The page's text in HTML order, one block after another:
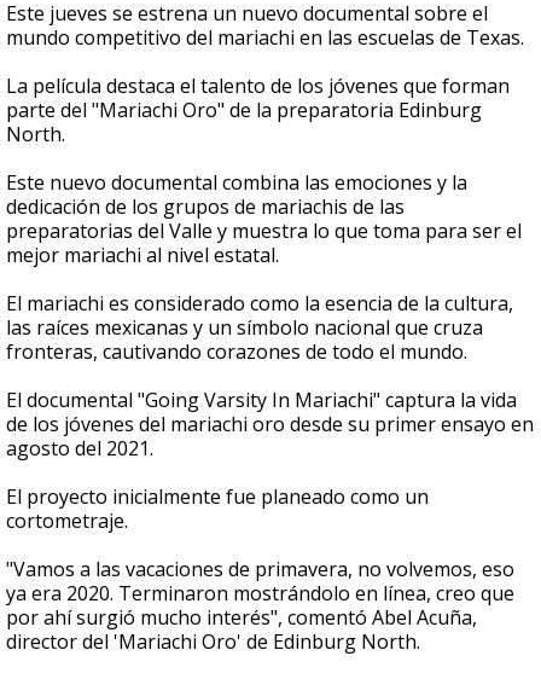
minutes,
25
Este jueves se estrena un nuevo documental sobre el
mundo competitivo del mariachi en las escuelas de Texas.
La película destaca el talento de los jóvenes que forman
parte del "Mariachi Oro" de la preparatoria Edinburg
North.
Este nuevo documental combina las emociones y la
dedicación de los grupos de mariachis de las
preparatorias del Valle y muestra lo que toma para ser el
mejor mariachi al nivel estatal.
El mariachi es considerado como la esencia de la cultura,
las raíces mexicanas y un símbolo nacional que cruza
fronteras, cautivando corazones de todo el mundo.
El documental "Going Varsity In Mariachi" captura la vida
de los jóvenes del mariachi oro desde su primer ensayo en
agosto del 2021.
El proyecto inicialmente fue planeado como un
cortometraje.
"Vamos a las vacaciones de primavera, no volvemos, eso
ya era 2020. Terminaron mostrándolo en línea, creo que
por ahí surgió mucho interés", comentó Abel Acuña,
director del 'Mariachi Oro' de Edinburg North.